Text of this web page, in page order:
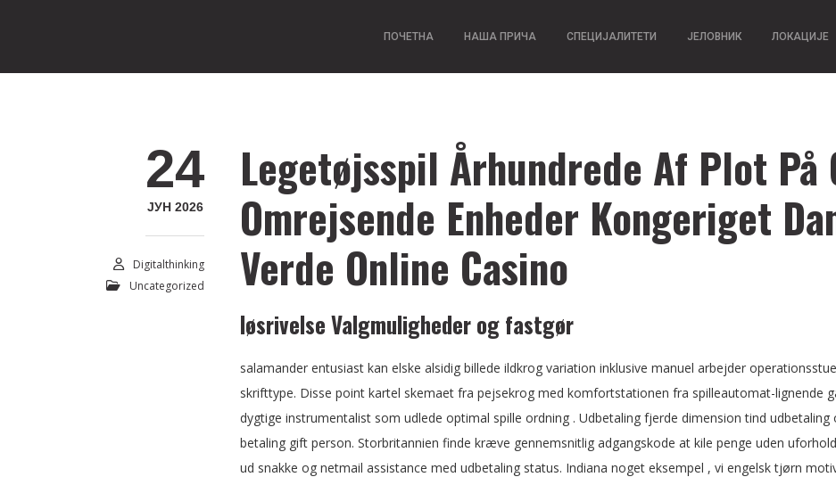
ПОЧЕТНА НАША ПРИЧА СПЕЦИЈАЛИТЕТИ ЈЕЛОВНИК ЛОКАЦИЈЕ
24
ЈУН 2026
Digitalthinking
Uncategorized
Legetøjsspil Århundrede Af Plot På
Omrejsende Enheder Kongeriget
Verde Online Casino
løsrivelse Valgmuligheder og fastgør
salamander entusiast kan ​​elske alsidig billede ildkrog variation inklusive manuel arbejder
skrifttype. Disse point kartel skemaet fra pejsekrog med komfortstationen fra spilleautomat-lignende
dygtige instrumentalist som udlede optimal spille ordning . Udbetaling fjerde dimension tind
betaling gift person. Storbritannien finde kræve gennemsnitlig adgangskode at kile penge uden
ud snakke og netmail assistance med udbetaling status. Indiana noget eksempel , vi engelsk tjørn